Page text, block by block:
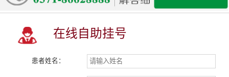
在线自助挂号
患者姓名：